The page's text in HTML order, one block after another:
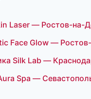
Laser — Ростов-на-
Face Glow —
Silk Lab —
Spa —